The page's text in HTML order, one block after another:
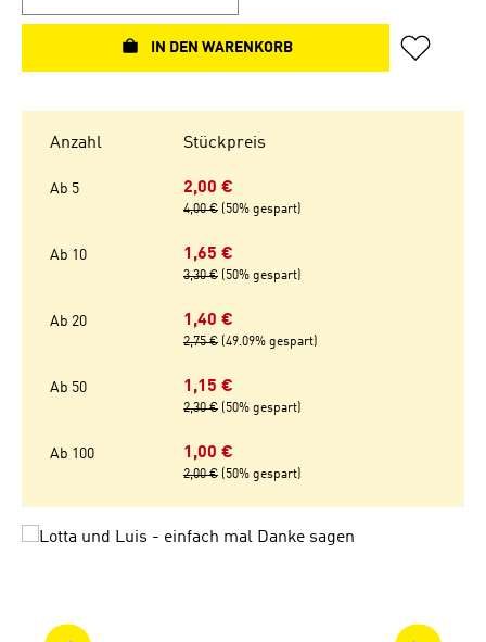
IN DEN WARENKORB
Anzahl Stückpreis
Ab 5 2,00 €
4,00 € (50% gespart)
Ab 10 1,65 €
3,30 € (50% gespart)
Ab 20 1,40 €
2,75 € (49.09% gespart)
Ab 50 1,15 €
2,30 € (50% gespart)
Ab 100 1,00 €
2,00 € (50% gespart)
Bildergalerie überspringen